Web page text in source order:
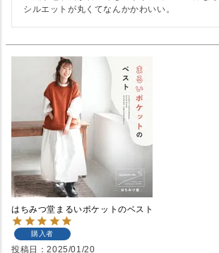
シルエットが丸くてなんかかわいい。
はちみつ堂まるいポケットのベスト
購入者
投稿日 2025/01/20